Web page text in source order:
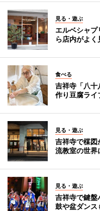
見る・遊ぶ
エルベシャ
ら店内がよく
食べる
吉祥寺「八十
作り豆腐ライ
見る・遊ぶ
吉祥寺で楳図
流教室の世界
見る・遊ぶ
吉祥寺で鍵盤
鼓や盆ダンス